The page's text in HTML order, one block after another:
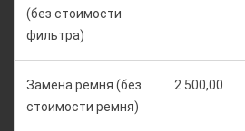
(без стоимости
фильтра)
Замена ремня (без
стоимости ремня)
2 500,00